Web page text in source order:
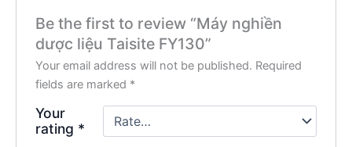
Be the first to review “Máy nghiền
dược liệu Taisite FY130”
Your email address will not be published. Required
fields are marked *
Your
rating *